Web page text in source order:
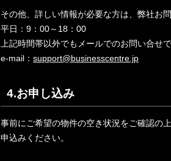
その他、詳しい情報が必要な方は、弊社お
平日：9：00～18：00
上記時間帯以外でもメールでのお問い合せ
e-mail： support@businesscentre.jp
4.お申し込み
事前にご希望の物件の空き状況をご確認の
申込みください。